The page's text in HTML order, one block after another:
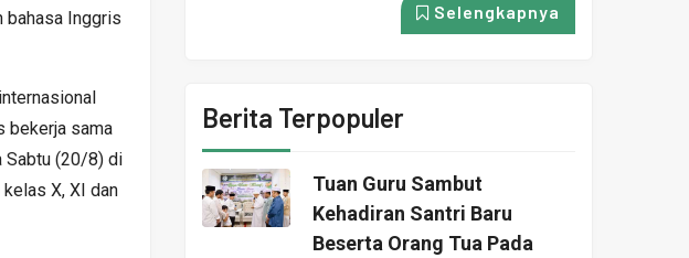
bahasa Inggris
bekerja sama
Sabtu (20/8) di
X, XI dan
Selengkapnya
Berita Terpopuler
Tuan Guru Sambut
Kehadiran Santri Baru
Beserta Orang Tua Pada